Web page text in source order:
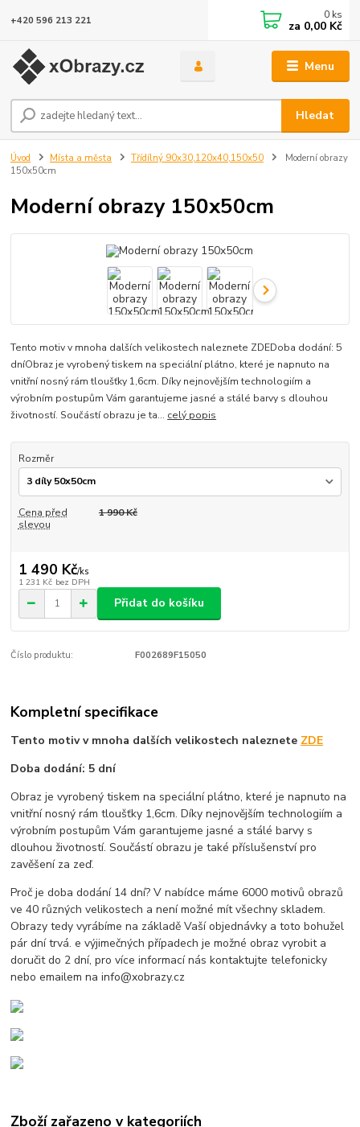
Menu
Hledat
+420 596 213 221 0 ks
za 0,00 Kč
Úvod Místa a města Třídílný 90x30,120x40,150x50
Moderní obrazy
150x50cm
Moderní obrazy 150x50cm
Tento motiv v mnoha dalších velikostech naleznete ZDEDoba dodání: 5
dníObraz je vyrobený tiskem na speciální plátno, které je napnuto na
vnitřní nosný rám tloušťky 1,6cm. Díky nejnovějším technologiím a
výrobním postupům Vám garantujeme jasné a stálé barvy s dlouhou
životností. Součástí obrazu je ta... celý popis
Rozměr
Cena před
slevou
1 990 Kč
1 490 Kč/ks
1 231 Kč bez DPH
Přidat do košíku
Číslo produktu: F002689F15050
Kompletní specifikace
Tento motiv v mnoha dalších velikostech naleznete ZDE
Doba dodání: 5 dní
Obraz je vyrobený tiskem na speciální plátno, které je napnuto na
vnitřní nosný rám tloušťky 1,6cm. Díky nejnovějším technologiím a
výrobním postupům Vám garantujeme jasné a stálé barvy s
dlouhou životností. Součástí obrazu je také příslušenství pro
zavěšení za zeď.
Proč je doba dodání 14 dní? V nabídce máme 6000 motivů obrazů
ve 40 různých velikostech a není možné mít všechny skladem.
Obrazy tedy vyrábíme na základě Vaší objednávky a toto bohužel
pár dní trvá. e výjimečných případech je možné obraz vyrobit a
doručit do 2 dní, pro více informací nás kontaktujte telefonicky
nebo emailem na info@xobrazy.cz
Zboží zařazeno v kategoriích